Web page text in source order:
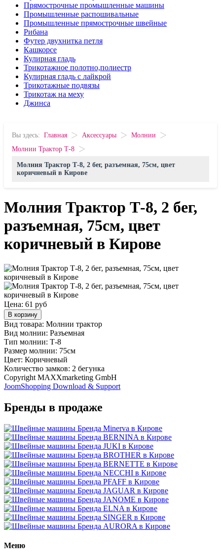
Прямострочные промышленные машины
Промышленные распошивальные
Промышленные прямострочные швейные
Рибана
Футер двухнитка петля
Кашкорсе
Кулирная гладь
Трикотажное полотно,полиестр
Кулирная гладь с лайкрой
Трикотажные подвязы
Трикотаж на меху
Джинса
Вы здесь: Главная > Аксессуары > Молнии >
Молнии Трактор Т-8 >
Молния Трактор Т-8, 2 бег, разъемная, 75см, цвет
коричневый в Кирове
Молния Трактор Т-8, 2 бег,
разъемная, 75см, цвет
коричневый в Кирове
Цена: 61 руб
В корзину
Вид товара: Молнии трактор
Вид молнии: Разъемная
Тип молнии: Т-8
Размер молнии: 75см
Цвет: Коричневый
Количество замков: 2 бегунка
Copyright MAXXmarketing GmbH
JoomShopping Download & Support
Бренды в продаже
Меню